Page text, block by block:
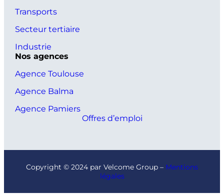
Transports
Secteur tertiaire
Industrie
Nos agences
Agence Toulouse
Agence Balma
Agence Pamiers
Offres d’emploi
Copyright © 2024 par Velcome Group – Mentions
légales